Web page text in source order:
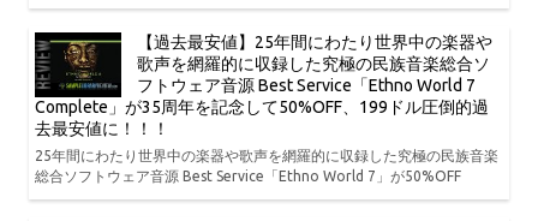
【過去最安値】25年間にわたり世界中の楽器や
歌声を網羅的に収録した究極の民族音楽総合ソ
フトウェア音源 Best Service「Ethno World 7
Complete」が35周年を記念して50%OFF、199ドル圧倒的過
去最安値に！！！
25年間にわたり世界中の楽器や歌声を網羅的に収録した究極の民族音楽
総合ソフトウェア音源 Best Service「Ethno World 7」が50%OFF